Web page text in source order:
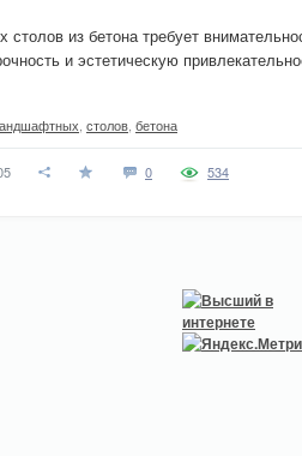
из бетона требует
и эстетическую
столов бетона
0 534